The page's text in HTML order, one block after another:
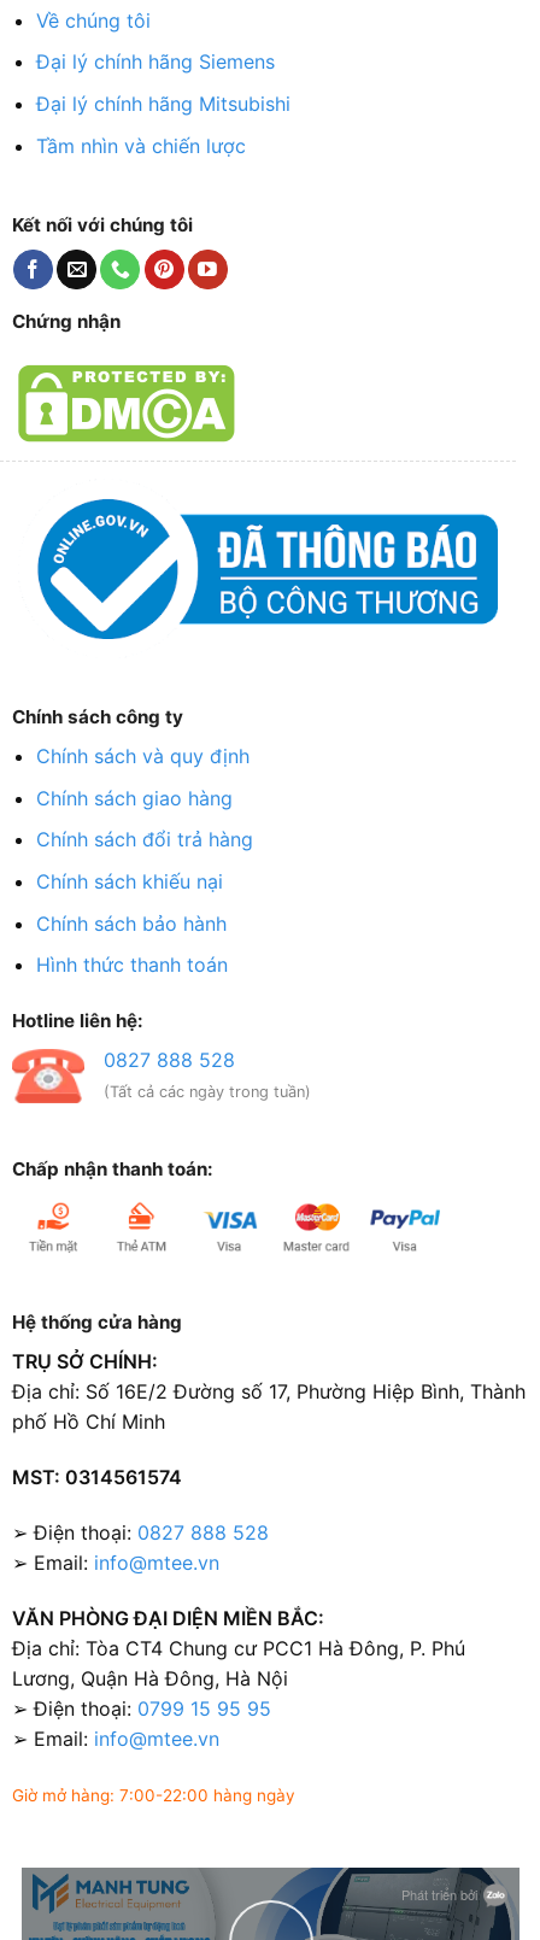
Về chúng tôi
Đại lý chính hãng Siemens
Đại lý chính hãng Mitsubishi
Tầm nhìn và chiến lược
Kết nối với chúng tôi
Chứng nhận
Chính sách công ty
Chính sách và quy định
Chính sách giao hàng
Chính sách đổi trả hàng
Chính sách khiếu nại
Chính sách bảo hành
Hình thức thanh toán
Hotline liên hệ:
0827 888 528
(Tất cả các ngày trong tuần)
Chấp nhận thanh toán:
Hệ thống cửa hàng
TRỤ SỞ CHÍNH:
Địa chỉ: Số 16E/2 Đường số 17, Phường Hiệp Bình, Thành
phố Hồ Chí Minh
MST: 0314561574
➢ Điện thoại: 0827 888 528
➢ Email: info@mtee.vn
VĂN PHÒNG ĐẠI DIỆN MIỀN BẮC:
Địa chỉ: Tòa CT4 Chung cư PCC1 Hà Đông, P. Phú
Lương, Quận Hà Đông, Hà Nội
➢ Điện thoại: 0799 15 95 95
➢ Email: info@mtee.vn
Giờ mở hàng: 7:00-22:00 hàng ngày